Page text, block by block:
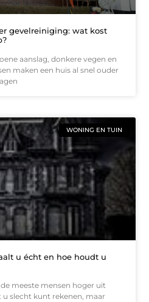
gevelreiniging: wat kost
aanslag, donkere vegen en
maken een huis al snel ouder
WONING EN TUIN
u écht en hoe houdt u
meeste mensen hoger uit
slecht kunt rekenen, maar